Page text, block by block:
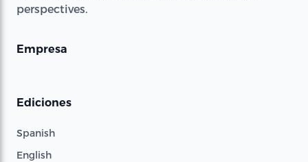
perspectives.
Empresa
Ediciones
Spanish
English